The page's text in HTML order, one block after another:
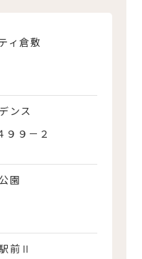
ィ倉敷
ンス
９９－２
園
前Ⅱ